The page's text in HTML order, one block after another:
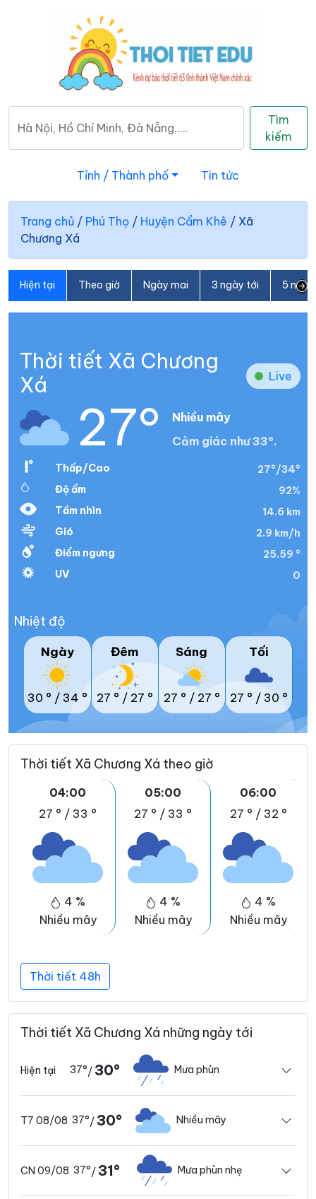
Tìm
kiếm
Tỉnh / Thành phố Tin tức
Trang chủ / Phú Thọ / Huyện Cẩm Khê / Xã
Chương Xá
Hiện tại Theo giờ Ngày mai 3 ngày tới 5
Thời tiết Xã Chương
Xá
Live
27°
Nhiều mây
Cảm giác như 33°.
Thấp/Cao
27°/34°
Độ ẩm
92%
Tầm nhìn
14.6 km
Gió
2.9 km/h
Điểm ngưng
25.59 °
UV
0
Nhiệt độ
Ngày
30 ° / 34 °
Đêm
27 ° / 27 °
Sáng
27 ° / 27 °
Tối
27 ° / 30 °
Thời tiết Xã Chương Xá theo giờ
04:00
27 ° / 33 °
4 %
Nhiều mây
05:00
27 ° / 33 °
4 %
Nhiều mây
06:00
27 ° / 32 °
4 %
Nhiều mây
Thời tiết 48h
Thời tiết Xã Chương Xá những ngày tới
Hiện tại 37°/30° Mưa phùn
T7 08/08 37°/30° Nhiều mây
CN 09/08 37°/31° Mưa phùn nhẹ